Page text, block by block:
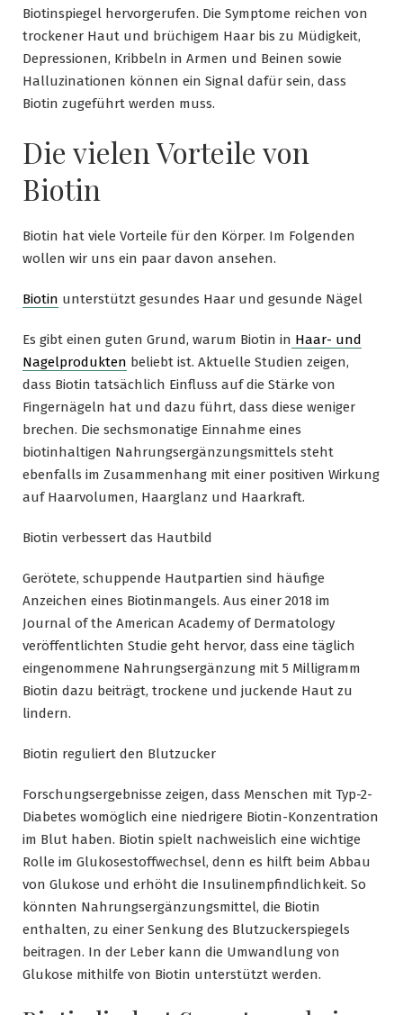
Biotinspiegel hervorgerufen. Die Symptome reichen von
trockener Haut und brüchigem Haar bis zu Müdigkeit,
Depressionen, Kribbeln in Armen und Beinen sowie
Halluzinationen können ein Signal dafür sein, dass
Biotin zugeführt werden muss.
Die vielen Vorteile von
Biotin
Biotin hat viele Vorteile für den Körper. Im Folgenden
wollen wir uns ein paar davon ansehen.
Biotin unterstützt gesundes Haar und gesunde Nägel
Es gibt einen guten Grund, warum Biotin in Haar- und
Nagelprodukten beliebt ist. Aktuelle Studien zeigen,
dass Biotin tatsächlich Einfluss auf die Stärke von
Fingernägeln hat und dazu führt, dass diese weniger
brechen. Die sechsmonatige Einnahme eines
biotinhaltigen Nahrungsergänzungsmittels steht
ebenfalls im Zusammenhang mit einer positiven Wirkung
auf Haarvolumen, Haarglanz und Haarkraft.
Biotin verbessert das Hautbild
Gerötete, schuppende Hautpartien sind häufige
Anzeichen eines Biotinmangels. Aus einer 2018 im
Journal of the American Academy of Dermatology
veröffentlichten Studie geht hervor, dass eine täglich
eingenommene Nahrungsergänzung mit 5 Milligramm
Biotin dazu beiträgt, trockene und juckende Haut zu
lindern.
Biotin reguliert den Blutzucker
Forschungsergebnisse zeigen, dass Menschen mit Typ-2-
Diabetes womöglich eine niedrigere Biotin-Konzentration
im Blut haben. Biotin spielt nachweislich eine wichtige
Rolle im Glukosestoffwechsel, denn es hilft beim Abbau
von Glukose und erhöht die Insulinempfindlichkeit. So
könnten Nahrungsergänzungsmittel, die Biotin
enthalten, zu einer Senkung des Blutzuckerspiegels
beitragen. In der Leber kann die Umwandlung von
Glukose mithilfe von Biotin unterstützt werden.